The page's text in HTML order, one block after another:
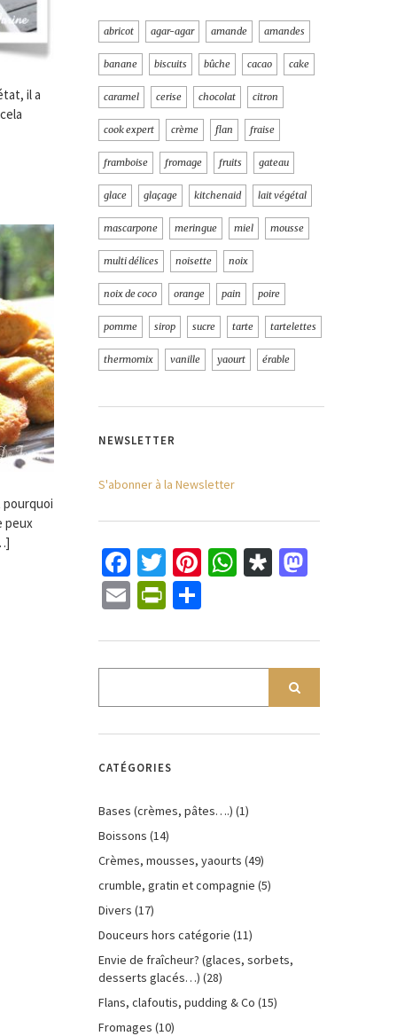
il a
pourquoi
peux
abricot agar-agar amande amandes
banane biscuits bûche cacao cake
caramel cerise chocolat citron
cook expert crème flan fraise
framboise fromage fruits gateau
glace glaçage kitchenaid lait végétal
mascarpone meringue miel mousse
multi délices noisette noix
noix de coco orange pain poire
pomme sirop sucre tarte tartelettes
thermomix vanille yaourt érable
NEWSLETTER
S'abonner à la Newsletter
Facebook
Twitter
Pinterest
WhatsApp
Diaspora
EmailPrintFriendly
CATÉGORIES
Bases (crèmes, pâtes….) (1)
Boissons (14)
Crèmes, mousses, yaourts (49)
crumble, gratin et compagnie (5)
Divers (17)
Douceurs hors catégorie (11)
Envie de fraîcheur? (glaces, sorbets,
desserts glacés…) (28)
Flans, clafoutis, pudding & Co (15)
Fromages (10)